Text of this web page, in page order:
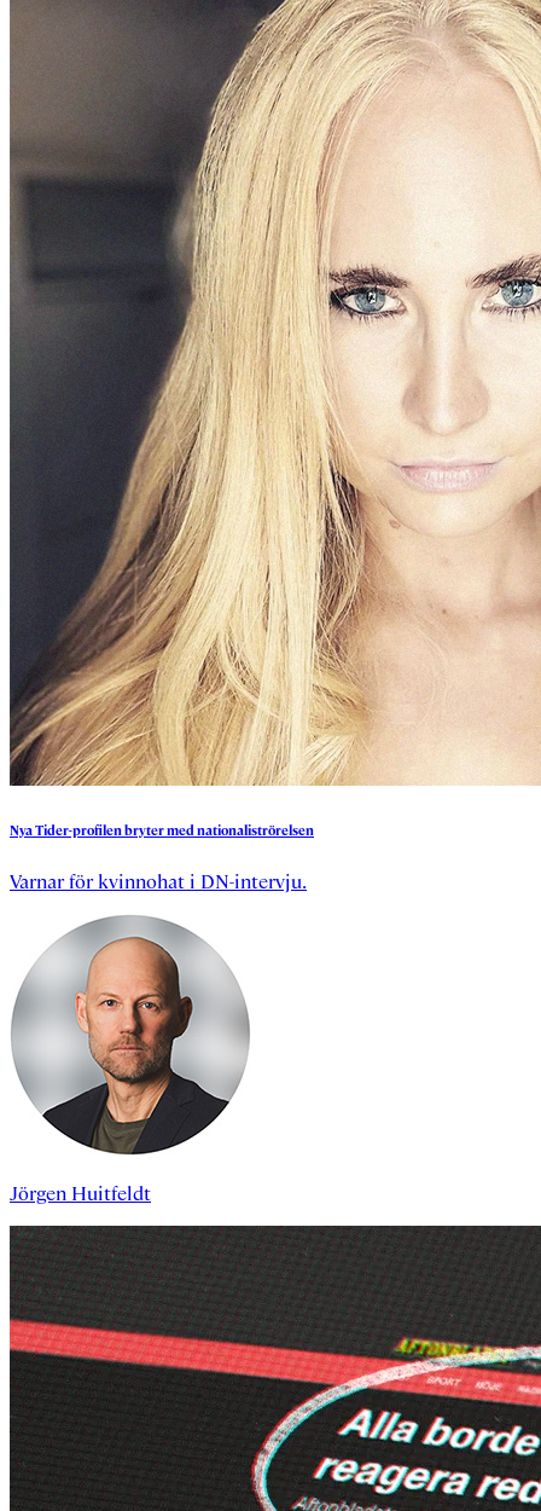
NyaTider-profilenbrytermed nationaliströrelsen
Varnar för kvinnohat i DN-intervju.
Jörgen Huitfeldt